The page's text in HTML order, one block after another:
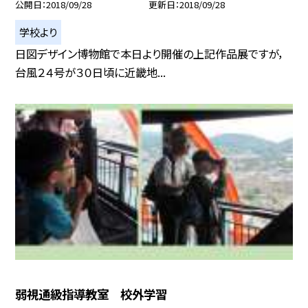
公開日 2018/09/28 更新日 2018/09/28
学校より
日図デザイン博物館で本日より開催の上記作品展ですが，
台風２４号が３０日頃に近畿地...
弱視通級指導教室 校外学習